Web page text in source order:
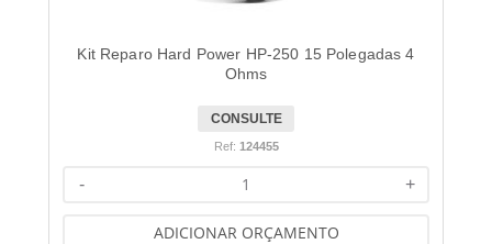
Kit Reparo Hard Power HP-250 15 Polegadas 4
Ohms
CONSULTE
Ref: 124455
+
-
ADICIONAR ORÇAMENTO